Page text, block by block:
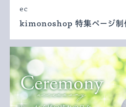
ec
kimonoshop 特集ページ制